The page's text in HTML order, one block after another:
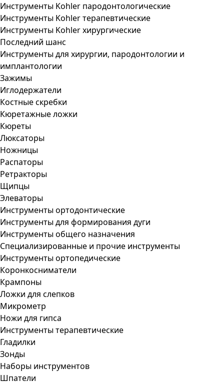
Инструменты Kohler пародонтологические
Инструменты Kohler терапевтические
Инструменты Kohler хирургические
Последний шанс
Инструменты для хирургии, пародонтологии и
имплантологии
Зажимы
Иглодержатели
Костные скребки
Кюретажные ложки
Кюреты
Люксаторы
Ножницы
Распаторы
Ретракторы
Щипцы
Элеваторы
Инструменты ортодонтические
Инструменты для формирования дуги
Инструменты общего назначения
Специализированные и прочие инструменты
Инструменты ортопедические
Коронкосниматели
Крампоны
Ложки для слепков
Микрометр
Ножи для гипса
Инструменты терапевтические
Гладилки
Зонды
Наборы инструментов
Шпатели